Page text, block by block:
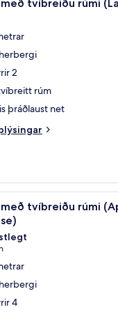
tvíbreiðu rúmi
2
rúm
þráðlaust net
tvíbreiðu rúmi
4